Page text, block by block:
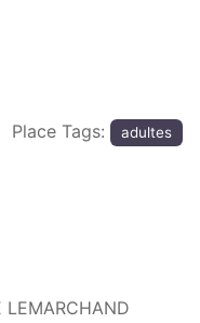
Place Tags: adultes
LEMARCHAND